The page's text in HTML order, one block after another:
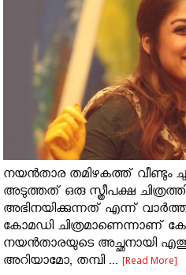
നയന്‍താര തമിഴകത്ത് വീണ്ടും
അടുത്തത് ഒരു സ്ത്രീപക്ഷ
അഭിനയിക്കുന്നത് എന്ന്
കോമഡി ചിത്രമാണെന്നാണ്
നയന്‍താരയുടെ അച്ഛനായി
അറിയാമോ, തമ്പി ...[Read More]